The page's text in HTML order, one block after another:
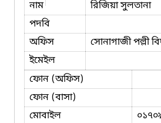
নাম
রিজিয়া সুলতানা
পদবি
অফিস
সোনাগাজী পল্লী
ইমেইল
ফোন (অফিস)
ফোন (বাসা)
মোবাইল